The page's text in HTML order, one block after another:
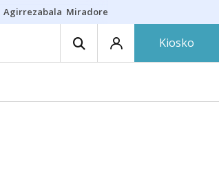
Agirrezabala Miradores en Bilbao
Kiosko